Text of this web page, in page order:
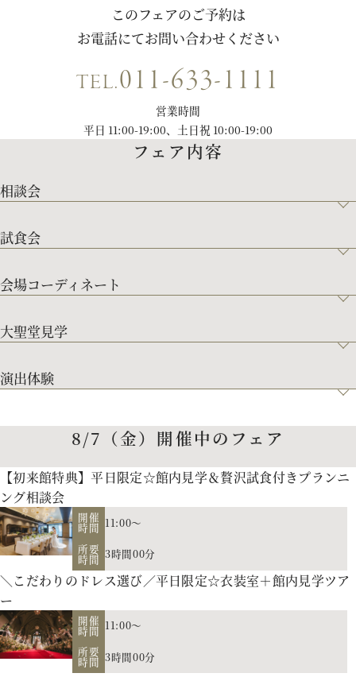
このフェアのご予約は
お電話にてお問い合わせください
TEL.011-633-1111
営業時間
平日 11:00-19:00、土日祝 10:00-19:00
フェア内容
相談会
試食会
会場コーディネート
大聖堂見学
演出体験
8/7（金）開催中のフェア
【初来館特典】平日限定☆館内見学＆贅沢試食付きプランニ
ング相談会
開催
時間 11:00～
所要
時間 3時間00分
＼こだわりのドレス選び／平日限定☆衣装室＋館内見学ツア
ー
開催
時間 11:00～
所要
時間 3時間00分